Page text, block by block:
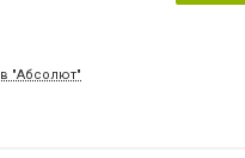
"Абсолют"